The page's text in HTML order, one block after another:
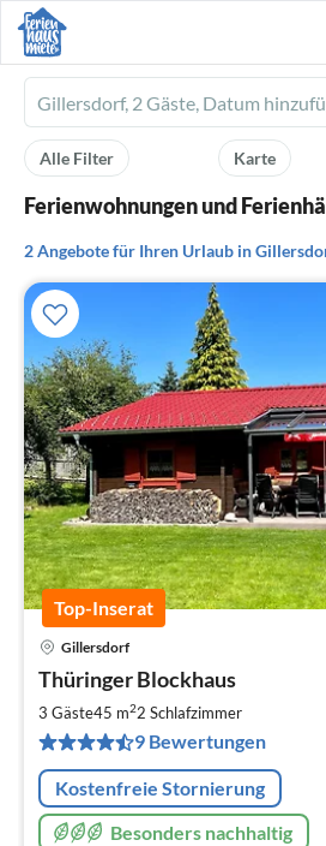
Ferienhausmiete
logo
Karte
Alle Filter
Ferienwohnungen und
2 Angebote für Ihren Urlaub in
Top-Inserat
Gillersdorf
Thüringer Blockhaus
3 Gäste45 m22 Schlafzimmer
9 Bewertungen
Kostenfreie Stornierung
Besonders nachhaltig